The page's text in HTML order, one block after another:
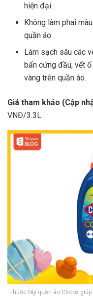
hiện đại.
Không làm phai màu
quần áo.
Làm sạch sâu các
bẩn cứng đầu, vết ố
vàng trên quần áo.
Giá tham khảo (Cập
VNĐ/3.3L
Thuốc tẩy quần áo Clorox